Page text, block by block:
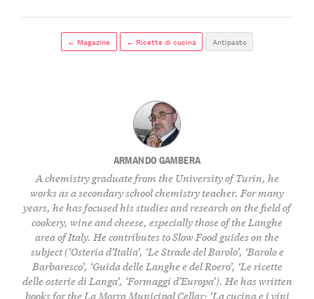
← Magazine ← Ricette di cucina Antipasto
ARMANDO GAMBERA
A chemistry graduate from the University of Turin, he
works as a secondary school chemistry teacher. For many
years, he has focused his studies and research on the field of
cookery, wine and cheese, especially those of the Langhe
area of Italy. He contributes to Slow Food guides on the
subject (‘Osteria d’Italia’, ‘Le Strade del Barolo’, ‘Barolo e
Barbaresco’, ‘Guida delle Langhe e del Roero’, ‘Le ricette
delle osterie di Langa’, ‘Formaggi d’Europa’). He has written
books for the La Morra Municipal Cellar: ‘La cucina e i vini